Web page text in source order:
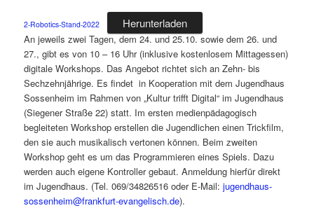
2-Robotics-Stand-2022 Herunterladen
An jeweils zwei Tagen, dem 24. und 25.10. sowie dem 26. und
27., gibt es von 10 – 16 Uhr (inklusive kostenlosem Mittagessen)
digitale Workshops. Das Angebot richtet sich an Zehn- bis
Sechzehnjährige. Es findet in Kooperation mit dem Jugendhaus
Sossenheim im Rahmen von „Kultur trifft Digital“ im Jugendhaus
(Siegener Straße 22) statt. Im ersten medienpädagogisch
begleiteten Workshop erstellen die Jugendlichen einen Trickfilm,
den sie auch musikalisch vertonen können. Beim zweiten
Workshop geht es um das Programmieren eines Spiels. Dazu
werden auch eigene Kontroller gebaut. Anmeldung hierfür direkt
im Jugendhaus. (Tel. 069/34826516 oder E-Mail:jugendhaus-
sossenheim@frankfurt-evangelisch.de).